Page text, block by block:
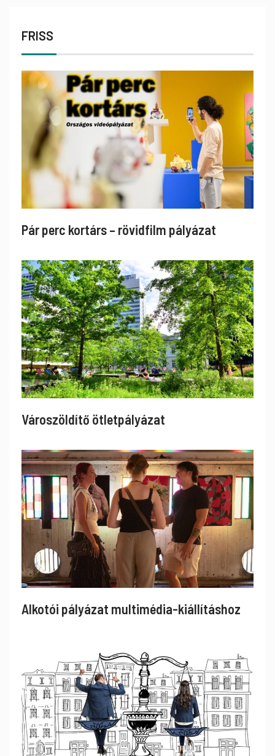
FRISS
Pár perc kortárs – rövidfilm pályázat
Városzöldítő ötletpályázat
Alkotói pályázat multimédia-kiállításhoz